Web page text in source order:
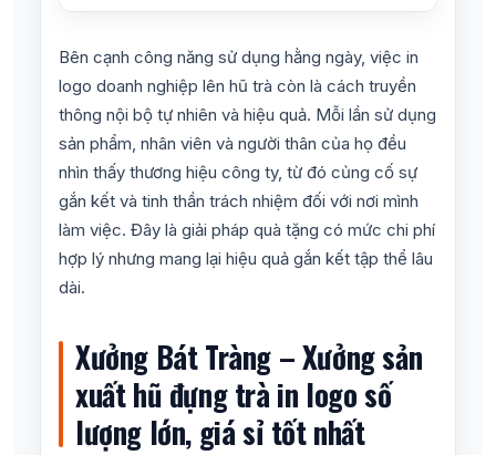
Bên cạnh công năng sử dụng hằng ngày, việc in
logo doanh nghiệp lên hũ trà còn là cách truyền
thông nội bộ tự nhiên và hiệu quả. Mỗi lần sử dụng
sản phẩm, nhân viên và người thân của họ đều
nhìn thấy thương hiệu công ty, từ đó củng cố sự
gắn kết và tinh thần trách nhiệm đối với nơi mình
làm việc. Đây là giải pháp quà tặng có mức chi phí
hợp lý nhưng mang lại hiệu quả gắn kết tập thể lâu
dài.
Xưởng Bát Tràng – Xưởng sản
xuất hũ đựng trà in logo số
lượng lớn, giá sỉ tốt nhất